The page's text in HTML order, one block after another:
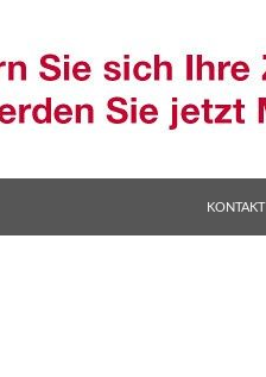
KONTAKT